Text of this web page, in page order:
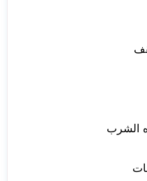
الشرب